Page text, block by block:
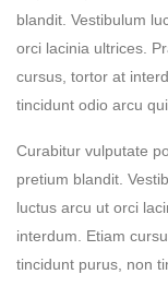
blandit. Vestibulum
orci lacinia ultrices.
cursus, tortor at
tincidunt odio arcu
Curabitur vulputate
pretium blandit.
luctus arcu ut orci
interdum. Etiam
tincidunt purus, non